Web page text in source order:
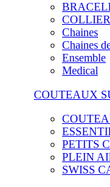
Chaines
Chaines
Ensemble
Medical
COUTEAUX
PETITS
PLEIN
SWISS